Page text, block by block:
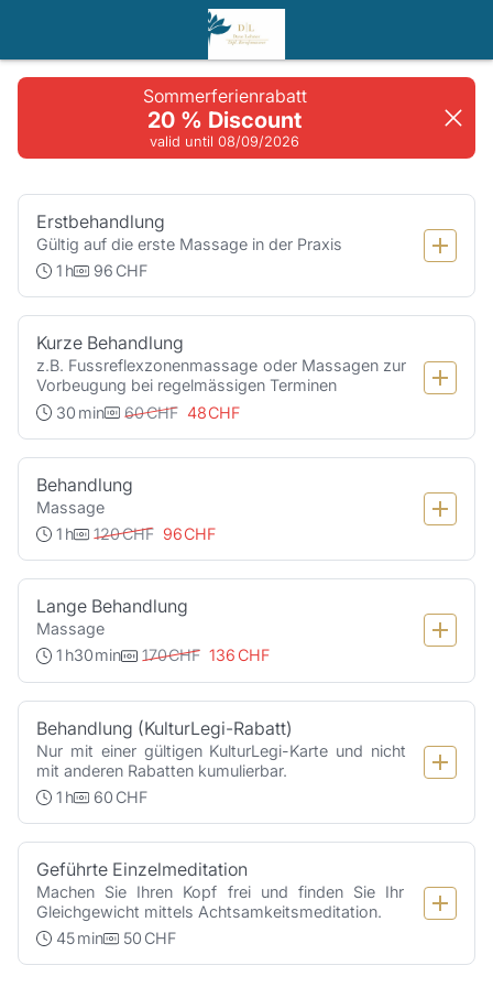
Booking step Select your services
Sommerferienrabatt
20 % Discount
valid until 08/09/2026
Erstbehandlung
Gültig auf die erste Massage in der Praxis
1 h 96 CHF
Kurze Behandlung
z.B. Fussreflexzonenmassage oder Massagen zur
Vorbeugung bei regelmässigen Terminen
30 min 60CHF 48CHF
Behandlung
Massage
1 h 120CHF 96CHF
Lange Behandlung
Massage
1 h30min 170CHF 136 CHF
Behandlung (KulturLegi-Rabatt)
Nur mit einer gültigen KulturLegi-Karte und nicht
mit anderen Rabatten kumulierbar.
1 h 60 CHF
Geführte Einzelmeditation
Machen Sie Ihren Kopf frei und finden Sie Ihr
Gleichgewicht mittels Achtsamkeitsmeditation.
45min 50 CHF